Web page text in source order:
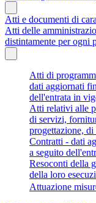
Atti e documenti di
Atti delle
distintamente per ogni
Atti di
dati aggiornati
dell'entrata in
Atti relativi alle
di servizi,
progettazione,
Contratti - dati
a seguito
Resoconti della
della loro
Attuazione